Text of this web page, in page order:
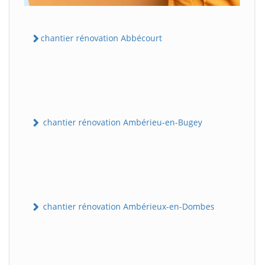
chantier rénovation Abbécourt
chantier rénovation Ambérieu-en-Bugey
chantier rénovation Ambérieux-en-Dombes